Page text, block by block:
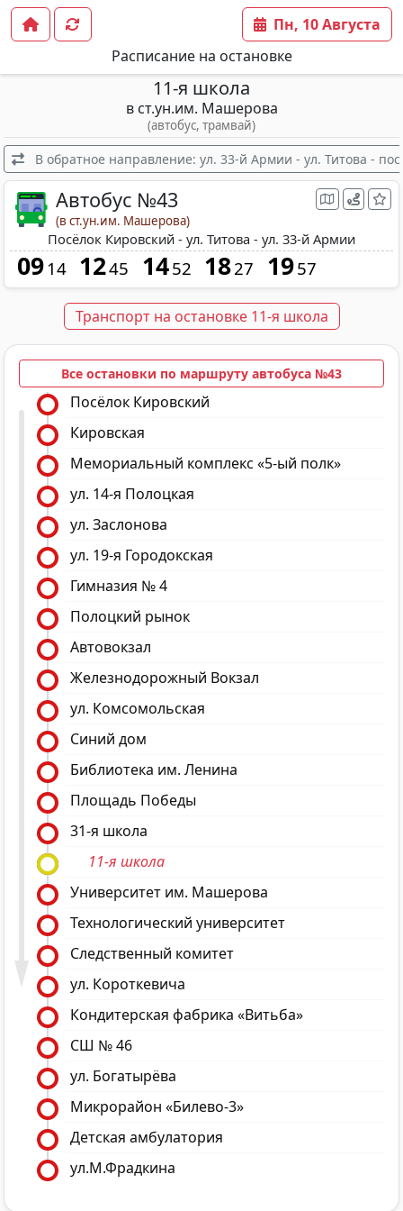
Расписание на остановке
Пн, 10 Августа
11-я школа
в ст.ун.им. Машерова
(автобус, трамвай)
В обратное направление: ул. 33-й Армии - ул. Титова -
Автобус №43
(в ст.ун.им. Машерова)
Посёлок Кировский - ул. Титова - ул. 33-й Армии
09 14 1245 1452 1827 1957
Транспорт на остановке 11-я школа
Все остановки по маршруту автобуса №43
Посёлок Кировский
Кировская
Мемориальный комплекс «5-ый полк»
ул. 14-я Полоцкая
ул. Заслонова
ул. 19-я Городокская
Гимназия № 4
Полоцкий рынок
Автовокзал
Железнодорожный Вокзал
ул. Комсомольская
Синий дом
Библиотека им. Ленина
Площадь Победы
31-я школа
11-я школа
Университет им. Машерова
Технологический университет
Следственный комитет
ул. Короткевича
Кондитерская фабрика «Витьба»
СШ № 46
ул. Богатырёва
Микрорайон «Билево-3»
Детская амбулатория
ул.М.Фрадкина